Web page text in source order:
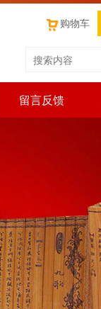
购物车
留言反馈